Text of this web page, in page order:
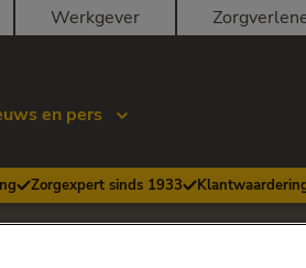
Werkgever
en pers
Zorgexpert sinds 1933